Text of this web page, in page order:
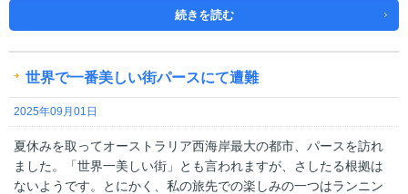
続きを読む
世界で一番美しい街パースにて遭難
2025年09月01日
夏休みを取ってオーストラリア西海岸最大の都市、パースを訪れ
ました。「世界一美しい街」とも言われますが、さしたる根拠は
ないようです。とにかく、私の旅先での楽しみの一つはランニン